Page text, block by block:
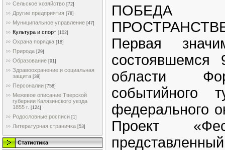
Сельское хозяйство [72]
Другие предприятия [78]
Муниципальное управление [47]
Культура и спорт [102]
Охрана порядка [18]
Природа [29]
Образование [91]
Здравоохранение и социальная
защита [39]
Персоналии [758]
Межевое описание Тверской
губернии Калязинского уезда
1855 г. [124]
Родословные росписи [1]
Литературная страничка [53]
Статистика
ПОБЕДА
Первая
состоявшемся
области
событийного
федерального
Проект